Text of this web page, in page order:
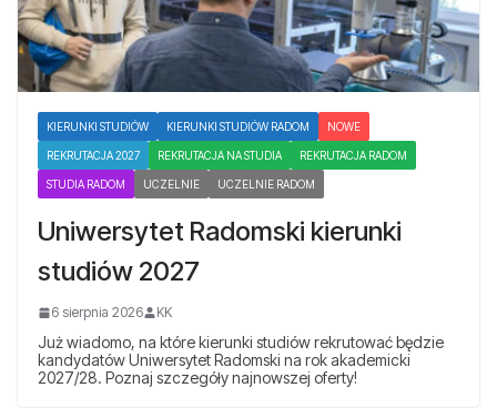
KIERUNKI STUDIÓW KIERUNKI STUDIÓW RADOM NOWE
REKRUTACJA 2027 REKRUTACJA NA STUDIA REKRUTACJA RADOM
STUDIA RADOM UCZELNIE UCZELNIE RADOM
Uniwersytet Radomski kierunki
studiów 2027
6 sierpnia 2026 KK
Już wiadomo, na które kierunki studiów rekrutować będzie
kandydatów Uniwersytet Radomski na rok akademicki
2027/28. Poznaj szczegóły najnowszej oferty!